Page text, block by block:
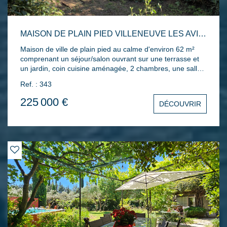
MAISON DE PLAIN PIED VILLENEUVE LES AVIGNON 3 PIÈCES 62 M2
Maison de ville de plain pied au calme d'environ 62 m²
comprenant un séjour/salon ouvrant sur une terrasse et
un jardin, coin cuisine aménagée, 2 chambres, une salle
Ref. : 343
225 000 € DÉCOUVRIR